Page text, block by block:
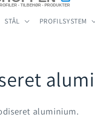
STÅL PROFILSYSTEM
aluminium.